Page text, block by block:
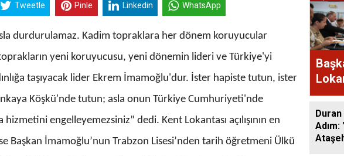
Tweetle Pinle Linkedin WhatsApp
durdurulamaz. Kadim topraklara her dönem koruyucular
yeni koruyucusu, yeni dönemin lideri ve Türkiye'yi
taşıyacak lider Ekrem İmamoğlu'dur. İster hapiste tutun, ister
Köşkü'nde tutun; asla onun Türkiye Cumhuriyeti'nde
hizmetini engelleyemezsiniz” dedi. Kent Lokantası açılışının en
Başkan İmamoğlu’nun Trabzon Lisesi’nden tarih öğretmeni Ülkü
Bir
Adım: